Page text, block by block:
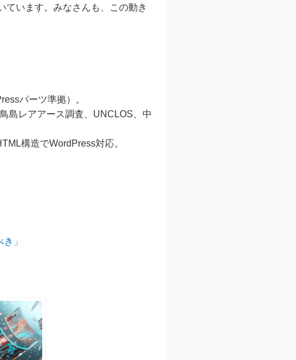
ています。みなさんも、この動き
パーツ準拠）。
島レアアース調査、UNCLOS、中
構造でWordPress対応。
」